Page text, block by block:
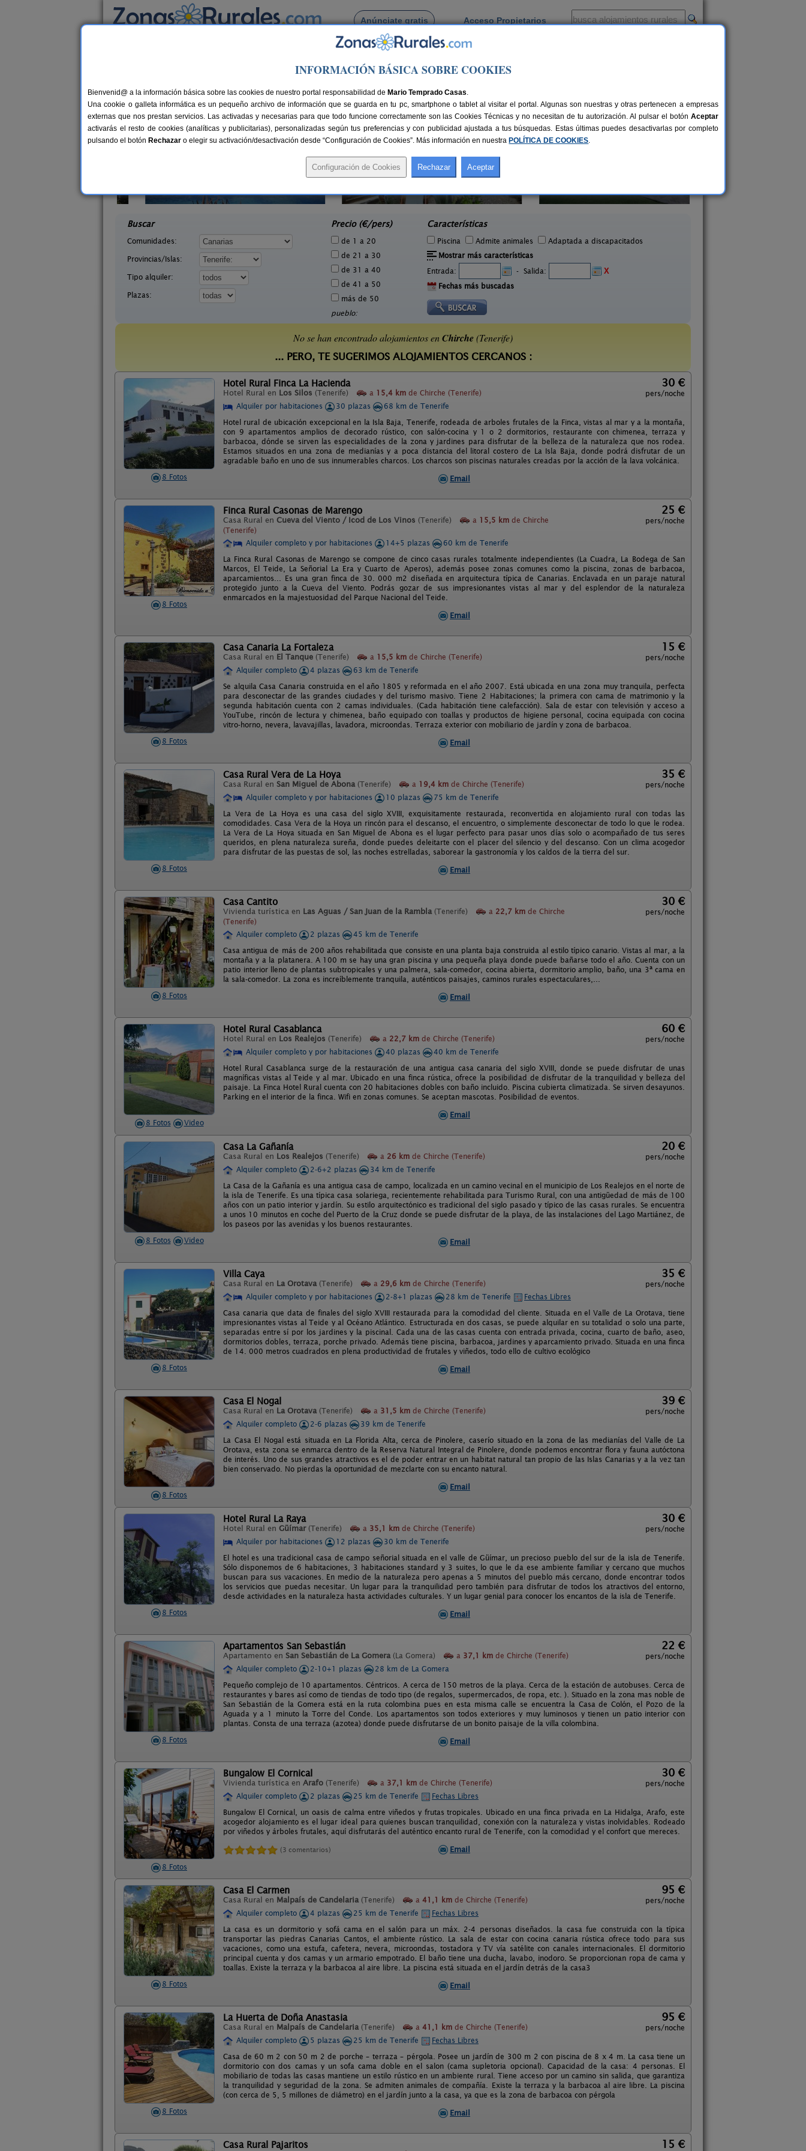
Anúnciate gratis Acceso Propietarios
Busca por pueblo
Casas Rurales cerca de Chirche
30 €
Casa Cantito
Buscar
Comunidades:
Provincias/Islas:
Tipo alquiler:
Plazas:
Precio (€/pers)
de 1 a 20
de 21 a 30
de 31 a 40
de 41 a 50
más de 50
pueblo:
Características
Piscina Admite animales
Adaptada a discapacitados
Mostrar más características
Entrada:
- Salida:
X
Fechas más buscadas
No se han encontrado alojamientos enChirche(Tenerife)
... PERO, TE SUGERIMOS ALOJAMIENTOS CERCANOS :
8 Fotos
Hotel Rural Finca La Hacienda
Hotel Rural en Los Silos (Tenerife) a 15,4 km de Chirche (Tenerife)
30 €
pers/noche
Alquiler por habitaciones
30 plazas
68 km de Tenerife
Hotel rural de ubicación excepcional en la Isla Baja, Tenerife, rodeada de arboles frutales de la Finca, vistas al mar y a la montaña,
con 9 apartamentos amplios de decorado rústico, con salón-cocina y 1 o 2 dormitorios, restaurante con chimenea, terraza y
barbacoa, dónde se sirven las especialidades de la zona y jardines para disfrutar de la belleza de la naturaleza que nos rodea.
Estamos situados en una zona de medianías y a poca distancia del litoral costero de La Isla Baja, donde podrá disfrutar de un
agradable baño en uno de sus innumerables charcos. Los charcos son piscinas naturales creadas por la acción de la lava volcánica.
Email
8 Fotos
Finca Rural Casonas de Marengo
Casa Rural en Cueva del Viento / Icod de Los Vinos (Tenerife) a 15,5 km de Chirche
(Tenerife)
25 €
pers/noche
Alquiler completo y por habitaciones 14+5 plazas
60 km de Tenerife
La Finca Rural Casonas de Marengo se compone de cinco casas rurales totalmente independientes (La Cuadra, La Bodega de San
Marcos, El Teide, La Señorial La Era y Cuarto de Aperos), además posee zonas comunes como la piscina, zonas de barbacoa,
aparcamientos... Es una gran finca de 30. 000 m2 diseñada en arquitectura típica de Canarias. Enclavada en un paraje natural
protegido junto a la Cueva del Viento. Podrás gozar de sus impresionantes vistas al mar y del esplendor de la naturaleza
enmarcados en la majestuosidad del Parque Nacional del Teide.
Email
8 Fotos
Casa Canaria La Fortaleza
Casa Rural en El Tanque (Tenerife) a 15,5 km de Chirche (Tenerife)
15 €
pers/noche
Alquiler completo
4 plazas
63 km de Tenerife
Se alquila Casa Canaria construida en el año 1805 y reformada en el año 2007. Está ubicada en una zona muy tranquila, perfecta
para desconectar de las grandes ciudades y del turismo masivo. Tiene 2 Habitaciones; la primera con cama de matrimonio y la
segunda habitación cuenta con 2 camas individuales. (Cada habitación tiene calefacción). Sala de estar con televisión y acceso a
YouTube, rincón de lectura y chimenea, baño equipado con toallas y productos de higiene personal, cocina equipada con cocina
vitro-horno, nevera, lavavajillas, lavadora, microondas. Terraza exterior con mobiliario de jardín y zona de barbacoa.
Email
8 Fotos
Casa Rural Vera de La Hoya
Casa Rural en San Miguel de Abona (Tenerife) a 19,4 km de Chirche (Tenerife)
35 €
pers/noche
Alquiler completo y por habitaciones
10 plazas
75 km de Tenerife
La Vera de La Hoya es una casa del siglo XVIII, exquisitamente restaurada, reconvertida en alojamiento rural con todas las
comodidades. Casa Vera de la Hoya un rincón para el descanso, el encuentro, o simplemente desconectar de todo lo que le rodea.
La Vera de La Hoya situada en San Miguel de Abona es el lugar perfecto para pasar unos días solo o acompañado de tus seres
queridos, en plena naturaleza sureña, donde puedes deleitarte con el placer del silencio y del descanso. Con un clima acogedor
para disfrutar de las puestas de sol, las noches estrelladas, saborear la gastronomía y los caldos de la tierra del sur.
Email
8 Fotos
Casa Cantito
Vivienda turística en Las Aguas / San Juan de la Rambla (Tenerife) a 22,7 km de Chirche
(Tenerife)
30 €
pers/noche
Alquiler completo 2 plazas
45 km de Tenerife
Casa antigua de más de 200 años rehabilitada que consiste en una planta baja construida al estilo típico canario. Vistas al mar, a la
montaña y a la platanera. A 100 m se hay una gran piscina y una pequeña playa donde puede bañarse todo el año. Cuenta con un
patio interior lleno de plantas subtropicales y una palmera, sala-comedor, cocina abierta, dormitorio amplio, baño, una 3ª cama en
la sala-comedor. La zona es increíblemente tranquila, auténticos paisajes, caminos rurales espectaculares,...
Email
8 Fotos Video
Hotel Rural Casablanca
Hotel Rural en Los Realejos (Tenerife) a 22,7 km de Chirche (Tenerife)
60 €
pers/noche
Alquiler completo y por habitaciones
40 plazas
40 km de Tenerife
Hotel Rural Casablanca surge de la restauración de una antigua casa canaria del siglo XVIII, donde se puede disfrutar de unas
magníficas vistas al Teide y al mar. Ubicado en una finca rústica, ofrece la posibilidad de disfrutar de la tranquilidad y belleza del
paisaje. La Finca Hotel Rural cuenta con 20 habitaciones dobles con baño incluido. Piscina cubierta climatizada. Se sirven desayunos.
Parking en el interior de la finca. Wifi en zonas comunes. Se aceptan mascotas. Posibilidad de eventos.
Email
8 Fotos Video
Casa La Gañanía
Casa Rural en Los Realejos (Tenerife) a 26 km de Chirche (Tenerife)
20 €
pers/noche
Alquiler completo
2-6+2 plazas
34 km de Tenerife
La Casa de la Gañanía es una antigua casa de campo, localizada en un camino vecinal en el municipio de Los Realejos en el norte de
la isla de Tenerife. Es una típica casa solariega, recientemente rehabilitada para Turismo Rural, con una antigüedad de más de 100
años con un patio interior y jardín. Su estilo arquitectónico es tradicional del siglo pasado y típico de las casas rurales. Se encuentra
a unos 10 minutos en coche del Puerto de la Cruz donde se puede disfrutar de la playa, de las instalaciones del Lago Martiánez, de
los paseos por las avenidas y los buenos restaurantes.
Email
8 Fotos
Villa Caya
Casa Rural en La Orotava (Tenerife) a 29,6 km de Chirche (Tenerife)
35 €
pers/noche
Alquiler completo y por habitaciones
2-8+1 plazas 28 km de Tenerife
Fechas Libres
Casa canaria que data de finales del siglo XVIII restaurada para la comodidad del cliente. Situada en el Valle de La Orotava, tiene
impresionantes vistas al Teide y al Océano Atlántico. Estructurada en dos casas, se puede alquilar en su totalidad o solo una parte,
separadas entre sí por los jardines y la piscinal. Cada una de las casas cuenta con entrada privada, cocina, cuarto de baño, aseo,
dormitorios dobles, terraza, porche privado. Además tiene piscina, barbacoa, jardines y aparcamiento privado. Situada en una finca
de 14. 000 metros cuadrados en plena productividad de frutales y viñedos, todo ello de cultivo ecológico
Email
8 Fotos
Casa El Nogal
Casa Rural en La Orotava (Tenerife) a 31,5 km de Chirche (Tenerife)
39 €
pers/noche
Alquiler completo
2-6 plazas
39 km de Tenerife
La Casa El Nogal está situada en La Florida Alta, cerca de Pinolere, caserío situado en la zona de las medianías del Valle de La
Orotava, esta zona se enmarca dentro de la Reserva Natural Integral de Pinolere, donde podemos encontrar flora y fauna autóctona
de interés. Uno de sus grandes atractivos es el de poder entrar en un habitat natural tan propio de las Islas Canarias y a la vez tan
bien conservado. No pierdas la oportunidad de mezclarte con su encanto natural.
Email
8 Fotos
Hotel Rural La Raya
Hotel Rural en Güímar (Tenerife) a 35,1 km de Chirche (Tenerife)
30 €
pers/noche
Alquiler por habitaciones
12 plazas
30 km de Tenerife
El hotel es una tradicional casa de campo señorial situada en el valle de Güímar, un precioso pueblo del sur de la isla de Tenerife.
Sólo disponemos de 6 habitaciones, 3 habitaciones standard y 3 suites, lo que le da ese ambiente familiar y cercano que muchos
buscan para sus vacaciones. En medio de la naturaleza pero apenas a 5 minutos del pueblo más cercano, donde encontrar todos
los servicios que puedas necesitar. Un lugar para la tranquilidad pero también para disfrutar de todos los atractivos del entorno,
desde actividades en la naturaleza hasta actividades culturales. Y un lugar genial para conocer los encantos de la isla de Tenerife.
Email
8 Fotos
Apartamentos San Sebastián
Apartamento en San Sebastián de La Gomera (La Gomera) a 37,1 km de Chirche (Tenerife)
22 €
pers/noche
Alquiler completo
2-10+1 plazas
28 km de La Gomera
Pequeño complejo de 10 apartamentos. Céntricos. A cerca de 150 metros de la playa. Cerca de la estación de autobuses. Cerca de
restaurantes y bares así como de tiendas de todo tipo (de regalos, supermercados, de ropa, etc. ). Situado en la zona mas noble de
San Sebastián de la Gomera está en la ruta colombina pues en esta misma calle se encuentra la Casa de Colón, el Pozo de la
Aguada y a 1 minuto la Torre del Conde. Los apartamentos son todos exteriores y muy luminosos y tienen un patio interior con
plantas. Consta de una terraza (azotea) donde puede disfrutarse de un bonito paisaje de la villa colombina.
Email
8 Fotos
Bungalow El Cornical
Vivienda turística en Arafo (Tenerife) a 37,1 km de Chirche (Tenerife)
30 €
pers/noche
Alquiler completo
2 plazas 25 km de Tenerife
Fechas Libres
Bungalow El Cornical, un oasis de calma entre viñedos y frutas tropicales. Ubicado en una finca privada en La Hidalga, Arafo, este
acogedor alojamiento es el lugar ideal para quienes buscan tranquilidad, conexión con la naturaleza y vistas inolvidables. Rodeado
por viñedos y árboles frutales, aquí disfrutarás del auténtico encanto rural de Tenerife, con la comodidad y el confort que mereces.
(3 comentarios) Email
8 Fotos
Casa El Carmen
Casa Rural en Malpaís de Candelaria (Tenerife) a 41,1 km de Chirche (Tenerife)
95 €
pers/noche
Alquiler completo
4 plazas 25 km de Tenerife
Fechas Libres
La casa es un dormitorio y sofá cama en el salón para un máx. 2-4 personas diseñados. la casa fue construida con la típica
transportar las piedras Canarias Cantos, el ambiente rústico. La sala de estar con cocina canaria rústica ofrece todo para sus
vacaciones, como una estufa, cafetera, nevera, microondas, tostadora y TV vía satélite con canales internacionales. El dormitorio
principal cuenta y dos camas y un armario empotrado. El baño tiene una ducha, lavabo, inodoro. Se proporcionan ropa de cama y
toallas. Existe la terraza y la barbacoa al aire libre. La piscina está situada en el jardín detrás de la casa3
Email
8 Fotos
La Huerta de Doña Anastasia
Casa Rural en Malpaís de Candelaria (Tenerife) a 41,1 km de Chirche (Tenerife)
95 €
pers/noche
Alquiler completo
5 plazas 25 km de Tenerife
Fechas Libres
Casa de 60 m 2 con 50 m 2 de porche – terraza – pérgola. Posee un jardín de 300 m 2 con piscina de 8 x 4 m. La casa tiene un
dormitorio con dos camas y un sofa cama doble en el salon (cama supletoria opcional). Capacidad de la casa: 4 personas. El
mobiliario de todas las casas mantiene un estilo rústico en un ambiente rural. Tiene acceso por un camino sin salida, que garantiza
la tranquilidad y seguridad de la zona. Se admiten animales de compañía. Existe la terraza y la barbacoa al aire libre. La piscina
(con cerca de 5, 5 millones de diámetro) en el jardín junto a la casa, ya que es la zona de barbacoa con pérgola
Email
Casa Rural Pajaritos 15 €
INFORMACIÓN BÁSICA SOBRE COOKIES
Bienvenid@ a la información básica sobre las cookies de nuestro portal responsabilidad de Mario Temprado Casas.
Una cookie o galleta informática es un pequeño archivo de información que se guarda en tu pc, smartphone o tablet al visitar el portal. Algunas son nuestras y otras pertenecen a empresas
externas que nos prestan servicios. Las activadas y necesarias para que todo funcione correctamente son las Cookies Técnicas y no necesitan de tu autorización. Al pulsar el botón Aceptar
activarás el resto de cookies (analíticas y publicitarias), personalizadas según tus preferencias y con publicidad ajustada a tus búsquedas. Estas últimas puedes desactivarlas por completo
pulsando el botón Rechazar o elegir su activación/desactivación desde “Configuración de Cookies”. Más información en nuestra POLÍTICA DE COOKIES.